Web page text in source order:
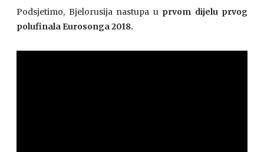
Podsjetimo, Bjelorusija nastupa u prvom dijelu prvog
polufinala Eurosonga 2018.